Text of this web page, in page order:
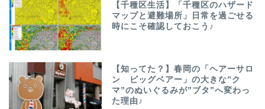
【千種区生活】「千種区のハザード
マップと避難場所」日常を過ごせる
時にこそ確認しておこう♪
【知ってた？】春岡の「ヘアーサロ
ン ビッグベアー」の大きな”ク
マ”のぬいぐるみが”ブタ”へ変わっ
た理由♪